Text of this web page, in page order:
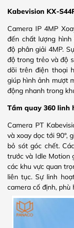
Kabevision KX-
Camera IP 4MP
đến chất lượng hình
độ phân giải 4MP.
độ trong trẻo và độ
dõi trên điện thoại
giúp hình ảnh mượt
động nhanh trong
Tầm quay 360 linh
Camera PT
và xoay dọc tới 90°,
bỏ sót góc chết.
trước và Idle Motion
các khu vực quan
liên tục. Sự linh
camera cố định, phù